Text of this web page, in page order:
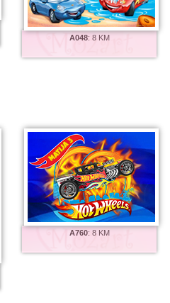
A048: 8 KM
A760: 8 KM